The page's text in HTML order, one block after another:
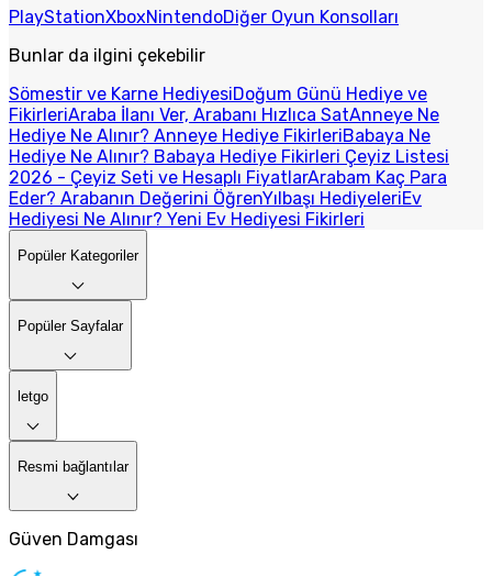
PlayStationXboxNintendoDiğer Oyun Konsolları
Bunlar da ilgini çekebilir
Sömestir ve Karne HediyesiDoğum Günü Hediye ve
FikirleriAraba İlanı Ver, Arabanı Hızlıca SatAnneye Ne
Hediye Ne Alınır? Anneye Hediye FikirleriBabaya Ne
Hediye Ne Alınır? Babaya Hediye Fikirleri Çeyiz Listesi
2026 - Çeyiz Seti ve Hesaplı FiyatlarArabam Kaç Para
Eder? Arabanın Değerini ÖğrenYılbaşı HediyeleriEv
Hediyesi Ne Alınır? Yeni Ev Hediyesi Fikirleri
Popüler Kategoriler
Popüler Sayfalar
letgo
Resmi bağlantılar
Güven Damgası